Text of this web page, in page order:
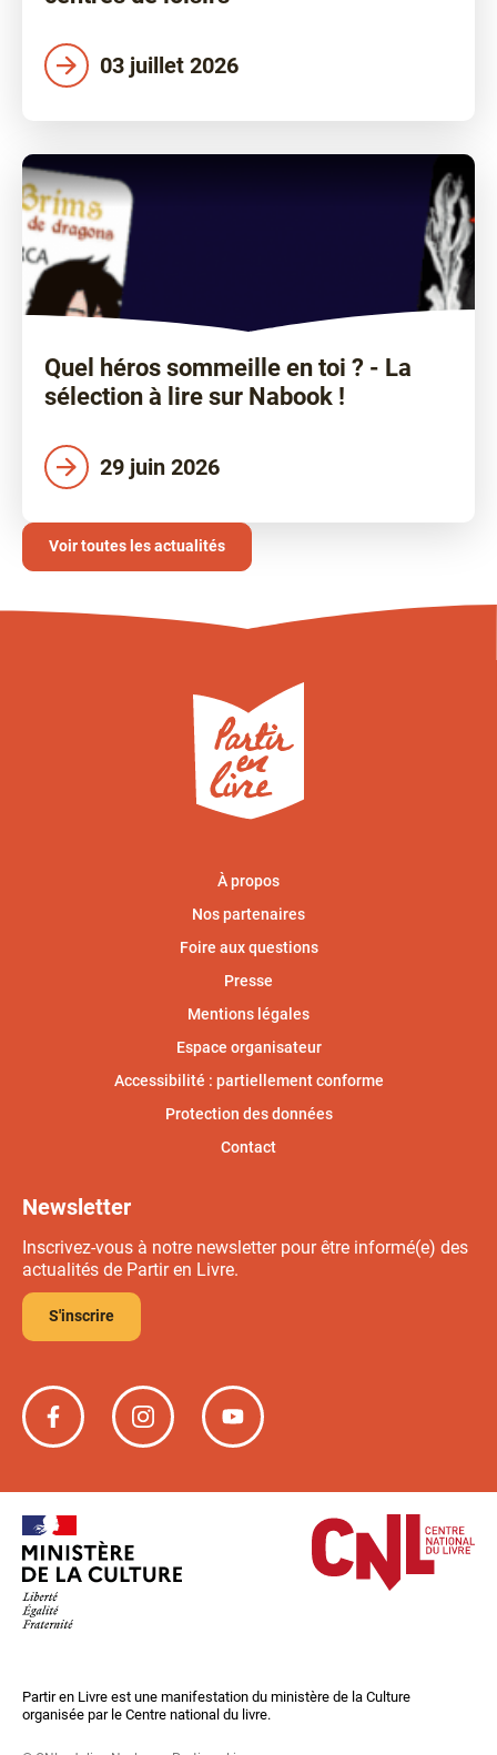
03 juillet 2026
Quel héros sommeille en toi ? - La
sélection à lire sur Nabook !
29 juin 2026
Voir toutes les actualités
À propos
Nos partenaires
Foire aux questions
Presse
Mentions légales
Espace organisateur
Accessibilité : partiellement conforme
Protection des données
Contact
Newsletter
Inscrivez-vous à notre newsletter pour être informé(e) des
actualités de Partir en Livre.
S'inscrire
Partir
en
sur
Facebook
Partir
en
sur
Partir
en
sur
Partir en Livre est une manifestation du ministère de la Culture
organisée par le Centre national du livre.